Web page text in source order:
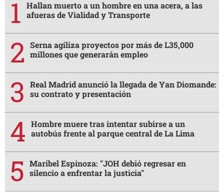
Hallan muerto a un hombre en una acera, a las
afueras de Vialidad y Transporte
Serna agiliza proyectos por más de L35,000
millones que generarán empleo
Real Madrid anunció la llegada de Yan Diomande:
su contrato y presentación
Hombre muere tras intentar subirse a un
autobús frente al parque central de La Lima
Maribel Espinoza: "JOH debió regresar en
silencio a enfrentar la justicia"